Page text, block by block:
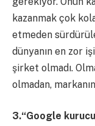
kazanmak çok
etmeden
dünyanın en zor
şirket olmadı.
olmadan,
3.“Google